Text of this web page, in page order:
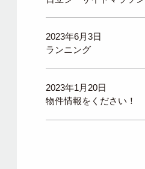
2023年6月3日
ランニング
2023年1月20日
物件情報をください！